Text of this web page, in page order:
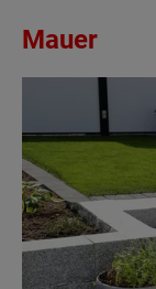
Mauer